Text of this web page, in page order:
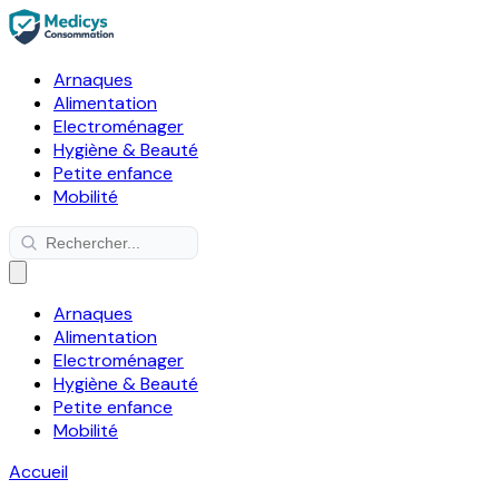
Arnaques
Alimentation
Electroménager
Hygiène & Beauté
Petite enfance
Mobilité
Arnaques
Alimentation
Electroménager
Hygiène & Beauté
Petite enfance
Mobilité
Accueil